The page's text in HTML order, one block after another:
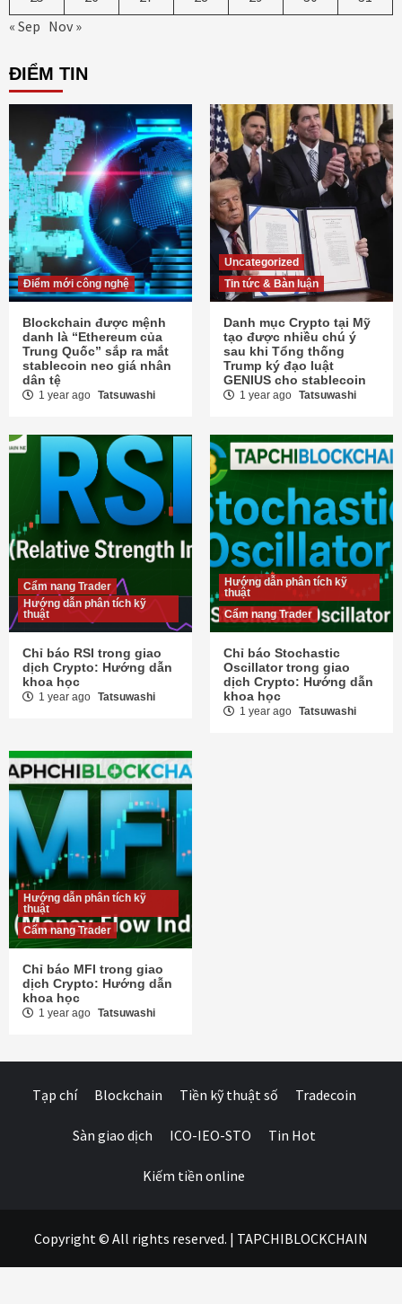
« Sep Nov »
ĐIỂM TIN
Điểm mới công nghệ
Blockchain được mệnh
danh là “Ethereum của
Trung Quốc” sắp ra mắt
stablecoin neo giá nhân
dân tệ
1 year ago Tatsuwashi
Uncategorized
Tin tức & Bàn luận
Danh mục Crypto tại Mỹ
tạo được nhiều chú ý
sau khi Tổng thống
Trump ký đạo luật
GENIUS cho stablecoin
1 year ago Tatsuwashi
Cẩm nang Trader
Hướng dẫn phân tích kỹ
thuật
Chỉ báo RSI trong giao
dịch Crypto: Hướng dẫn
khoa học
1 year ago Tatsuwashi
Hướng dẫn phân tích kỹ
thuật
Cẩm nang Trader
Chỉ báo Stochastic
Oscillator trong giao
dịch Crypto: Hướng dẫn
khoa học
1 year ago Tatsuwashi
Hướng dẫn phân tích kỹ
thuật
Cẩm nang Trader
Chỉ báo MFI trong giao
dịch Crypto: Hướng dẫn
khoa học
1 year ago Tatsuwashi
Tạp chí Blockchain Tiền kỹ thuật số Tradecoin
Sàn giao dịch ICO-IEO-STO Tin Hot
Kiếm tiền online
Copyright © All rights reserved. | TAPCHIBLOCKCHAIN